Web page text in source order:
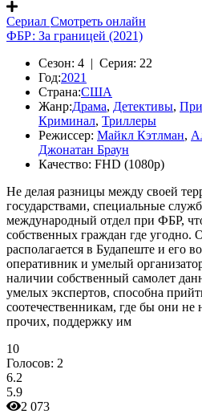
Сериал Смотреть онлайн
ФБР: За границей (2021)
Сезон: 4 | Серия: 22
Год:2021
Страна:США
Жанр:Драма, Детективы,
Криминал, Триллеры
Режиссер: Майкл Кэтлман,
Джонатан Браун
Качество: FHD (1080p)
Не делая разницы между своей
государствами, специальные
международный отдел при ФБР,
собственных граждан где
располагается в Будапеште и его
оперативник и умелый
наличии собственный самолет
умелых экспертов, способна
соотечественникам, где бы они
прочих, поддержку им
10
Голосов: 2
6.2
5.9
2 073